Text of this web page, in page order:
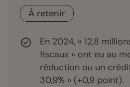
À retenir
En 2024, « 12,8
fiscaux » ont eu au
réduction ou un
30,9% » (+0,9 point).